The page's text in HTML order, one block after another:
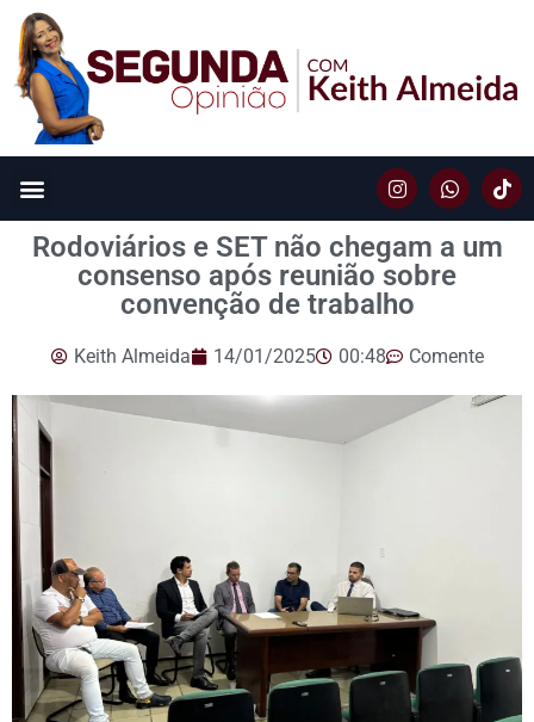
Rodoviários e SET não chegam a um
consenso após reunião sobre
convenção de trabalho
Keith Almeida 14/01/2025 00:48 Comente